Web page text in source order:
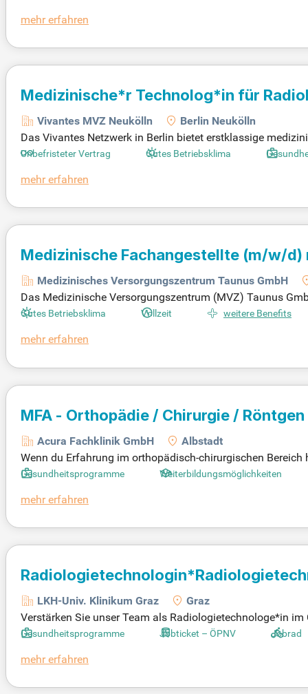
men mobile Röntgengeräte für radiologische
unseres umfassenden Services.
mehr erfahren
Medizinische*r Technolog*in für
Vivantes MVZ Neukölln
Berlin Neukölln
Das Vivantes Netzwerk in Berlin bietet erstklassige
rde Teil unseres Teams als Medizinische*r Technolog*in
Vertrag und ein attraktives Entgelt nach Tarifvertrag
Unbefristeter Vertrag Gutes Betriebsklima
mehr erfahren
Medizinische Fachangestellte (m/w/d)
Medizinisches Versorgungszentrum Taunus GmbH
Das Medizinische Versorgungszentrum (MVZ) Taunus
edizinische Fachangestellte (m/w/d) mit Röntgenschein.
er hohen sozialen Kompetenz und Ihrem
Gutes Betriebsklima Vollzeit weitere Benefits
mehr erfahren
MFA - Orthopädie / Chirurgie / Röntgen
Acura Fachklinik GmbH
Albstadt
Wenn du Erfahrung im orthopädisch-chirurgischen
Du verfügst über freundliches Auftreten, Empathie und
fitierst du von betrieblichen Gesundheitsmaßnahmen,
Gesundheitsprogramme Weiterbildungsmöglichkeiten
mehr erfahren
LKH-Univ. Klinikum Graz
Graz
Verstärken Sie unser Team als Radiologietechnologe*in
dlungsfelder und bedienen Sie modernste radiologische
Gesundheitsprogramme Jobticket – ÖPNV Jobrad
mehr erfahren